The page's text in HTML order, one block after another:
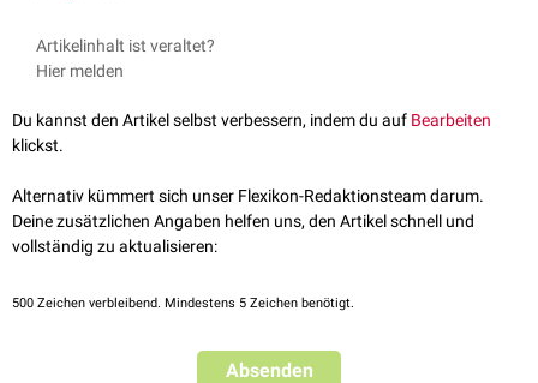
Artikelinhalt ist veraltet?
Hier melden
Du kannst den Artikel selbst verbessern, indem du auf Bearbeiten
klickst.
Alternativ kümmert sich unser Flexikon-Redaktionsteam darum.
Deine zusätzlichen Angaben helfen uns, den Artikel schnell und
vollständig zu aktualisieren:
500 Zeichen verbleibend. Mindestens 5 Zeichen benötigt.
Absenden